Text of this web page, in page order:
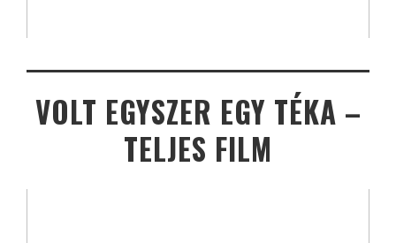
VOLT EGYSZER EGY TÉKA –
TELJES FILM